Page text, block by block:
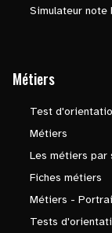
Simulateur note
Métiers
Test
Métiers
Les métiers par
Fiches métiers
Métiers -
Tests